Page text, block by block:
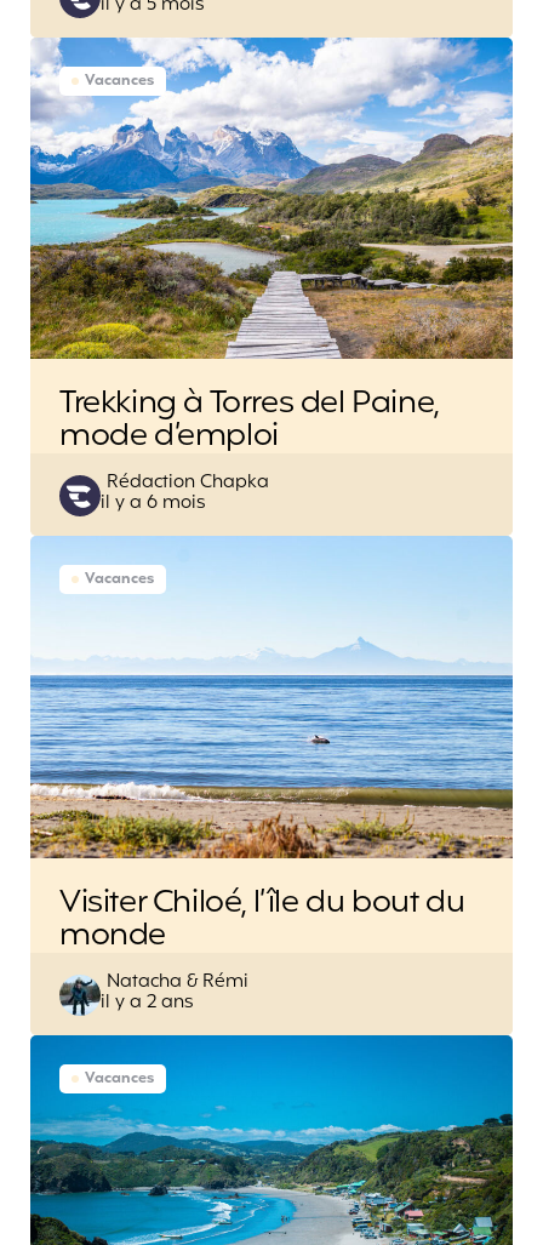
by
Vacances
Trekking à Torres del Paine,
mode d’emploi
Posted
by
Rédaction Chapka
il y a 6 mois
Vacances
Visiter Chiloé, l’île du bout du
monde
Posted
by
Natacha & Rémi
il y a 2 ans
Vacances